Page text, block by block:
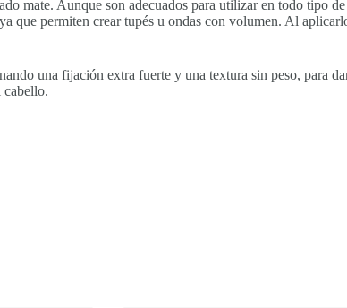
mate. Aunque son adecuados para utilizar en todo tipo
que permiten crear tupés u ondas con volumen. Al
una fijación extra fuerte y una textura sin peso, para
cabello.